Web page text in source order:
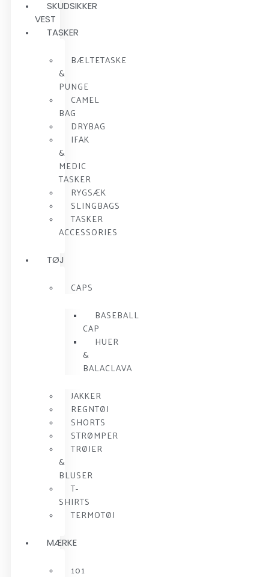
SKUDSIKKER
VEST
TASKER
BÆLTETASKE
&
PUNGE
CAMEL
BAG
DRYBAG
IFAK
&
MEDIC
TASKER
RYGSÆK
SLINGBAGS
TASKER
ACCESSORIES
TØJ
CAPS
BASEBALL
CAP
HUER
&
BALACLAVA
JAKKER
REGNTØJ
SHORTS
STRØMPER
TRØJER
&
BLUSER
T-
SHIRTS
TERMOTØJ
MÆRKE
101